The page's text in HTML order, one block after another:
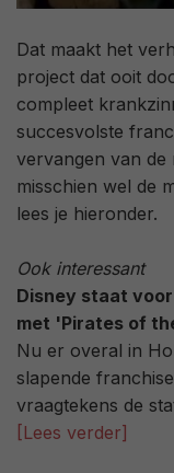
Dat maakt het
project dat ooit
compleet
succesvolste
vervangen van de
misschien wel de
lees je hieronder.
Ook interessant
Disney staat
met 'Pirates of
Nu er overal in
slapende
vraagtekens de
[Lees verder]